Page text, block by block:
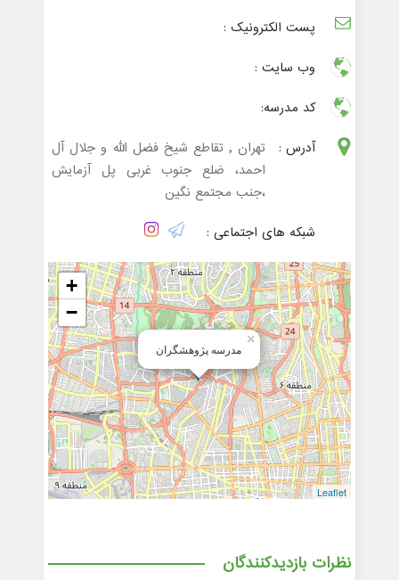
پست الکترونیک :
وب سایت :
کد مدرسه:
آدرس :
تهران , تقاطع شیخ فضل الله و جلال آل
احمد، ضلع جنوب غربی پل آزمایش
،جنب مجتمع نگین
شبکه های اجتماعی :
مدرسه پژوهشگران
×
+
−
Leaflet
نظرات بازدیدکنندگان